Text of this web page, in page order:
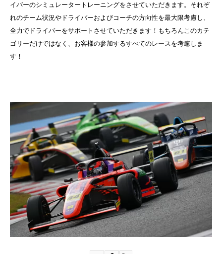
イバーのシミュレータートレーニングをさせていただきます。それぞ
れのチーム状況やドライバーおよびコーチの方向性を最大限考慮し、
全力でドライバーをサポートさせていただきます！もちろんこのカテ
ゴリーだけではなく、お客様の参加するすべてのレースを考慮しま
す！